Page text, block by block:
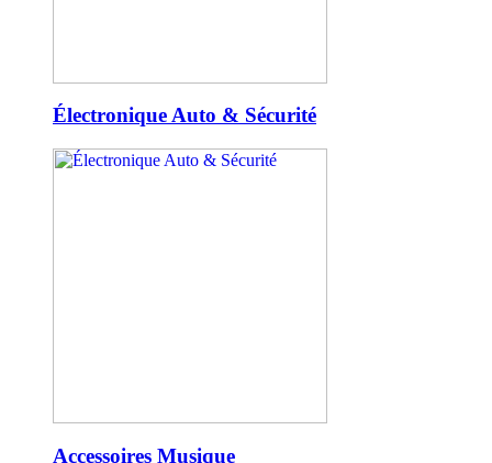
Électronique Auto & Sécurité
Accessoires Musique